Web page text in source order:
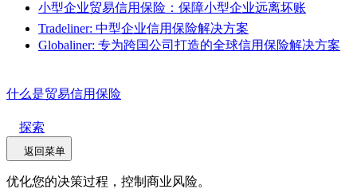
小型企业贸易信用保险：保障小型企业远离坏账
Tradeliner: 中型企业信用保险解决方案
Globaliner: 专为跨国公司打造的全球信用保险解决方案
什么是贸易信用保险
探索
返回菜单
优化您的决策过程，控制商业风险。